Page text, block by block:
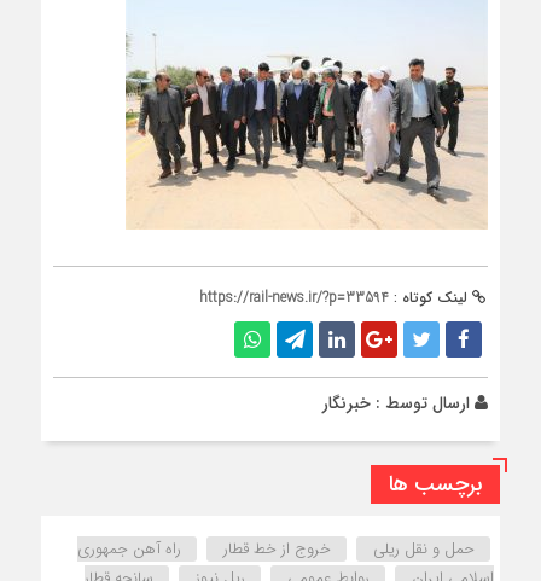
لینک کوتاه : https://rail-news.ir/?p=33594
ارسال توسط : خبرنگار
برچسب ها
حمل و نقل ریلی خروج از خط قطار
راه آهن جمهوری